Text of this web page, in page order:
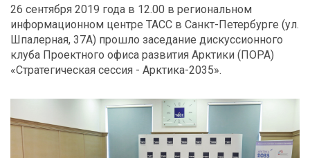
26 сентября 2019 года в 12.00 в региональном
информационном центре ТАСС в Санкт-Петербурге (ул.
Шпалерная, 37А) прошло заседание дискуссионного
клуба Проектного офиса развития Арктики (ПОРА)
«Стратегическая сессия - Арктика-2035».